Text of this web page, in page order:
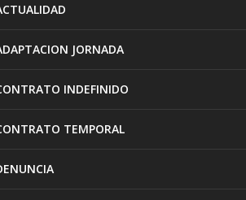
JORNADA
INDEFINIDO
TEMPORAL